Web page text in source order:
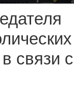
связи с